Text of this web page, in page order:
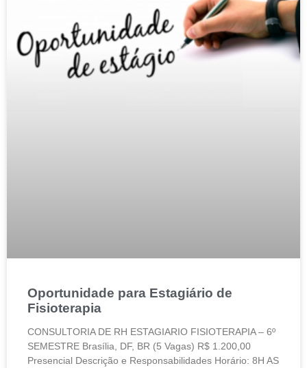
Oportunidade para Estagiário de
Fisioterapia
CONSULTORIA DE RH ESTAGIARIO FISIOTERAPIA – 6º
SEMESTRE Brasília, DF, BR (5 Vagas) R$ 1.200,00
Presencial Descrição e Responsabilidades Horário: 8H AS